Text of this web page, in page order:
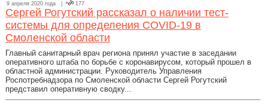
9 апреля 2020 года | 177
Сергей Рогутский рассказал о наличии тест-
системы для определения COVID-19 в
Смоленской области
Главный санитарный врач региона принял участие в заседании
оперативного штаба по борьбе с коронавирусом, который прошел в
областной администрации. Руководитель Управления
Роспотребнадзора по Смоленской области Сергей Рогутский
представил оперативную сводку...